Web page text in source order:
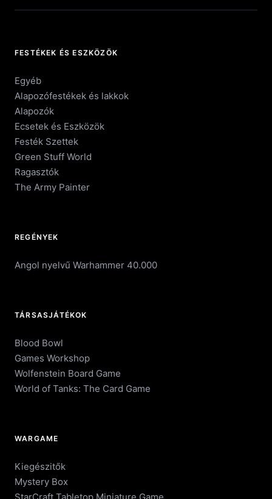
FESTÉKEK ÉS ESZKÖZÖK
Egyéb
Alapozófestékek és lakkok
Alapozók
Ecsetek és Eszközök
Festék Szettek
Green Stuff World
Ragasztók
The Army Painter
REGÉNYEK
Angol nyelvű Warhammer 40.000
TÁRSASJÁTÉKOK
Blood Bowl
Games Workshop
Wolfenstein Board Game
World of Tanks: The Card Game
WARGAME
Kiegészitők
Mystery Box
StarCraft Tabletop Miniature Game